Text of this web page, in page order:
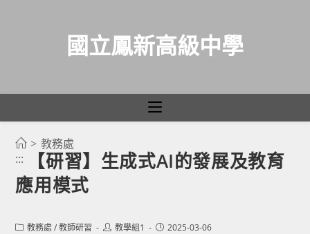
國立鳳新高級中學
> 教務處
:::
【研習】生成式AI的發展及教育
應用模式
Post教務處 / 教師研習
Post教學組1
Post2025-03-06